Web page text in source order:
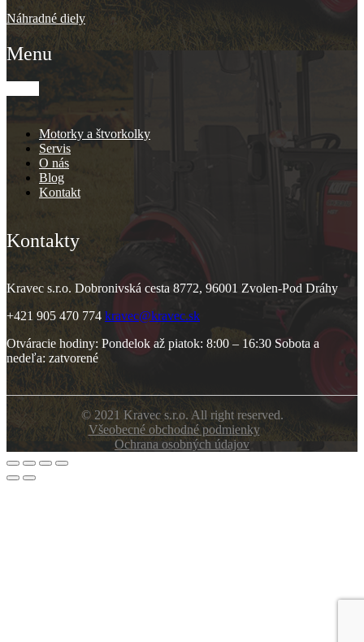
Náhradné diely
Menu
Motorky a štvorkolky
Servis
O nás
Blog
Kontakt
Kontakty
Kravec s.r.o. Dobronivská cesta 8772, 96001 Zvolen-Pod Dráhy
+421 905 470 774 kravec@kravec.sk
Otváracie hodiny: Pondelok až piatok: 8:00 – 16:30 Sobota a
nedeľa: zatvorené
© 2021 Kravec s.r.o. All right reserved.
Všeobecné obchodné podmienky
Ochrana osobných údajov